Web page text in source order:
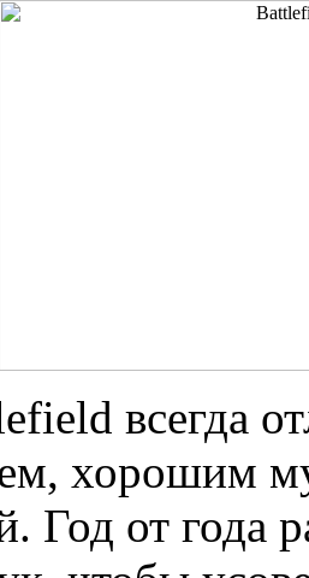
всегда
хорошим
Год от года